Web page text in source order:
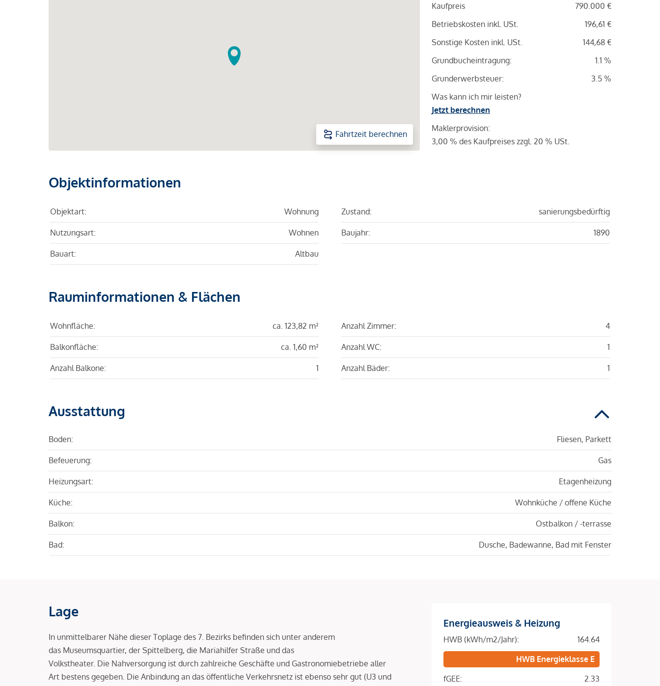
Fahrtzeit berechnen
Kaufpreis
790.000 €
Betriebskosten inkl. USt.
196,61 €
Sonstige Kosten inkl. USt.
144,68 €
Grundbucheintragung:
1.1 %
Grunderwerbsteuer:
3.5 %
Was kann ich mir leisten?
Jetzt berechnen
Maklerprovision:
3,00 % des Kaufpreises zzgl. 20 % USt.
Objektinformationen
Objektart: Wohnung
Nutzungsart: Wohnen
Bauart: Altbau
Zustand: sanierungsbedürftig
Baujahr: 1890
Rauminformationen & Flächen
Wohnfläche: ca. 123,82 m²
Balkonfläche: ca. 1,60 m²
Anzahl Balkone: 1
Anzahl Zimmer: 4
Anzahl WC: 1
Anzahl Bäder: 1
Ausstattung
Boden: Fliesen, Parkett
Befeuerung: Gas
Heizungsart: Etagenheizung
Küche: Wohnküche / offene Küche
Balkon: Ostbalkon / -terrasse
Bad: Dusche, Badewanne, Bad mit Fenster
Lage
In unmittelbarer Nähe dieser Toplage des 7. Bezirks befinden sich unter anderem
das Museumsquartier, der Spittelberg, die Mariahilfer Straße und das
Volkstheater. Die Nahversorgung ist durch zahlreiche Geschäfte und Gastronomiebetriebe aller
Art bestens gegeben. Die Anbindung an das öffentliche Verkehrsnetz ist ebenso sehr gut (U3 und
Energieausweis & Heizung
HWB (kWh/m2/Jahr):
164.64
HWB Energieklasse E
fGEE:
2.33